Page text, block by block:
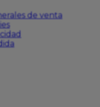
de venta